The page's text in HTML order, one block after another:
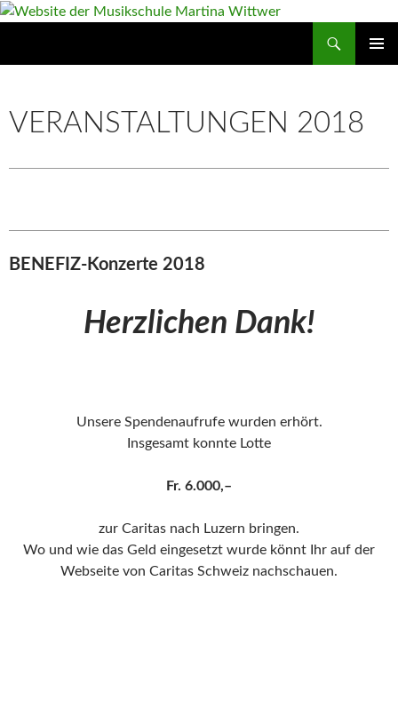
Zum
VERANSTALTUNGEN 2018
BENEFIZ-Konzerte 2018
Herzlichen Dank!
Unsere Spendenaufrufe wurden erhört.
Insgesamt konnte Lotte
Fr. 6.000,–
zur Caritas nach Luzern bringen.
Wo und wie das Geld eingesetzt wurde könnt Ihr auf der
Webseite von Caritas Schweiz nachschauen.